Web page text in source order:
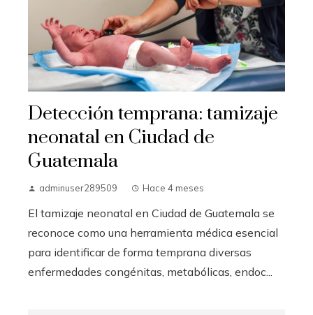
Detección temprana: tamizaje
neonatal en Ciudad de
Guatemala
adminuser289509 Hace 4 meses
El tamizaje neonatal en Ciudad de Guatemala se
reconoce como una herramienta médica esencial
para identificar de forma temprana diversas
enfermedades congénitas, metabólicas, endoc...